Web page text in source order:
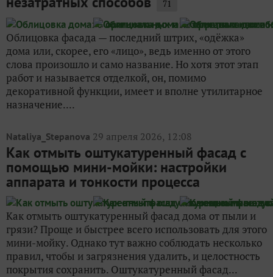
71
Облицовка фасада — последний штрих, «одёжка»
дома или, скорее, его «лицо», ведь именно от этого
слова произошло и само название. Но хотя этот этап
работ и называется отделкой, он, помимо
декоративной функции, имеет и вполне утилитарное
назначение....
Nataliya_Stepanova 29 апреля 2026, 12:08
Как отмыть оштукатуренный фасад с
помощью мини-мойки: настройки
аппарата и тонкости процесса
Как отмыть оштукатуренный фасад дома от пыли и
грязи? Проще и быстрее всего использовать для этого
мини-мойку. Однако тут важно соблюдать несколько
правил, чтобы и загрязнения удалить, и целостность
покрытия сохранить. Оштукатуренный фасад...